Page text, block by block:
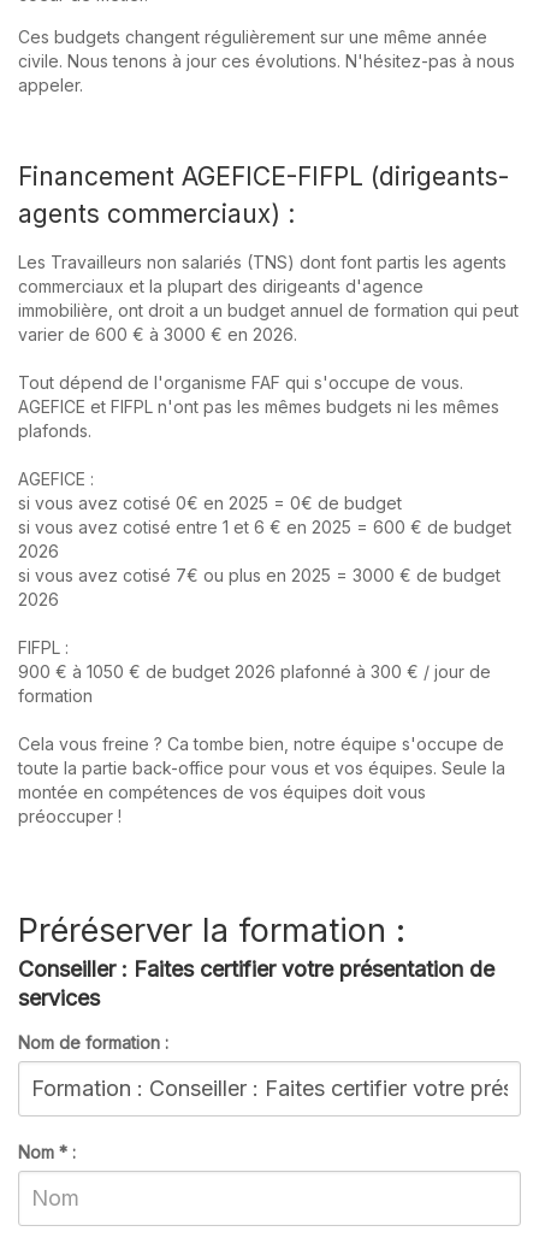
Ces budgets changent régulièrement sur une même année
civile. Nous tenons à jour ces évolutions. N'hésitez-pas à nous
appeler.
Financement AGEFICE-FIFPL (dirigeants-
agents commerciaux) :
Les Travailleurs non salariés (TNS) dont font partis les agents
commerciaux et la plupart des dirigeants d'agence
immobilière, ont droit a un budget annuel de formation qui peut
varier de 600 € à 3000 € en 2026.
Tout dépend de l'organisme FAF qui s'occupe de vous.
AGEFICE et FIFPL n'ont pas les mêmes budgets ni les mêmes
plafonds.
AGEFICE :
si vous avez cotisé 0€ en 2025 = 0€ de budget
si vous avez cotisé entre 1 et 6 € en 2025 = 600 € de budget
2026
si vous avez cotisé 7€ ou plus en 2025 = 3000 € de budget
2026
FIFPL :
900 € à 1050 € de budget 2026 plafonné à 300 € / jour de
formation
Cela vous freine ? Ca tombe bien, notre équipe s'occupe de
toute la partie back-office pour vous et vos équipes. Seule la
montée en compétences de vos équipes doit vous
préoccuper !
Préréserver la formation :
Conseiller : Faites certifier votre présentation de
services
Nom de formation :
Nom * :